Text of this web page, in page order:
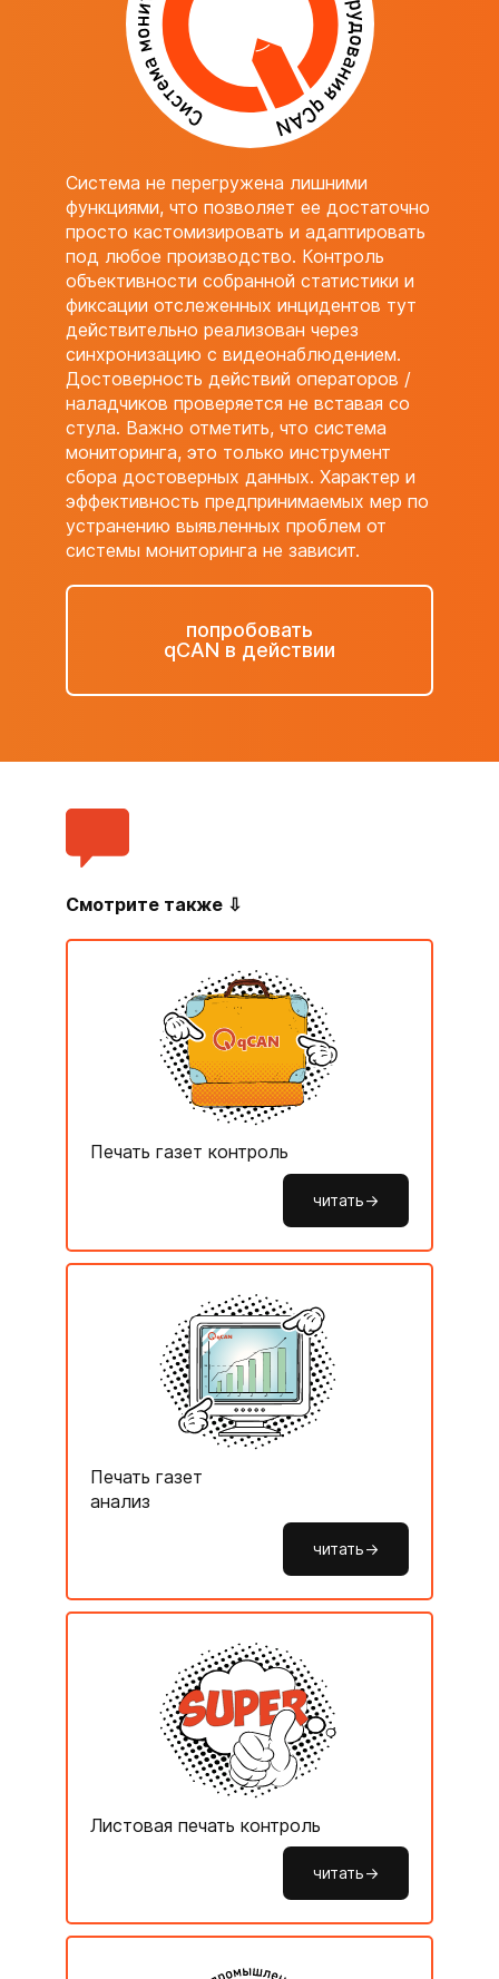
Система не перегружена лишними
функциями, что позволяет ее достаточно
просто кастомизировать и адаптировать
под любое производство. Контроль
объективности собранной статистики и
фиксации отслеженных инцидентов тут
действительно реализован через
синхронизацию с видеонаблюдением.
Достоверность действий операторов /
наладчиков проверяется не вставая со
стула. Важно отметить, что система
мониторинга, это только инструмент
сбора достоверных данных. Характер и
эффективность предпринимаемых мер по
устранению выявленных проблем от
системы мониторинга не зависит.
попробовать
qCAN в действии
Смотрите также ⇩
Печать газет контроль
читать->
Печать газет
анализ
читать->
Листовая печать контроль
читать->